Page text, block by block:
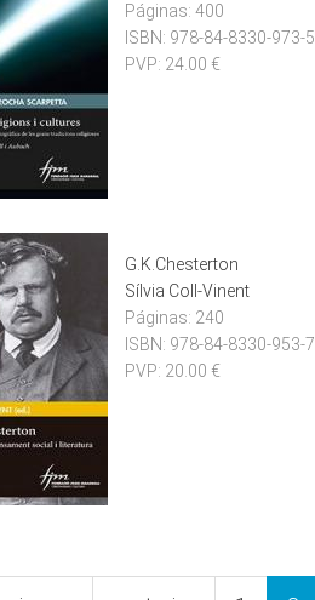
Páginas: 400
ISBN: 978-84-8330-973-5
PVP: 24.00 €
G.K.Chesterton
Sílvia Coll-Vinent
Páginas: 240
ISBN: 978-84-8330-953-7
PVP: 20.00 €